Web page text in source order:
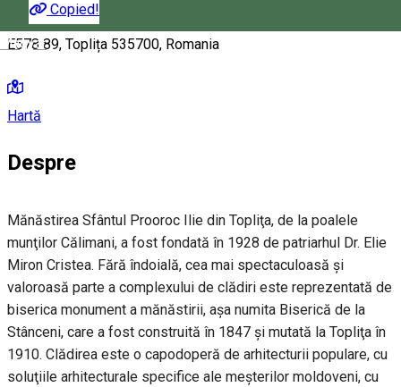
Magyar
Copied!
E578 89, Toplița 535700, Romania
Hartă
Despre
Mănăstirea Sfântul Prooroc Ilie din Topliţa, de la poalele
munţilor Călimani, a fost fondată în 1928 de patriarhul Dr. Elie
Miron Cristea. Fără îndoială, cea mai spectaculoasă şi
valoroasă parte a complexului de clădiri este reprezentată de
biserica monument a mănăstirii, aşa numita Biserică de la
Stânceni, care a fost construită în 1847 şi mutată la Topliţa în
1910. Clădirea este o capodoperă de arhitecturii populare, cu
soluţiile arhitecturale specifice ale meşterilor moldoveni, cu